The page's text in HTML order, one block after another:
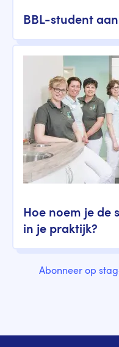
BBL-student
Hoe noem je de
in je praktijk?
Abonneer op